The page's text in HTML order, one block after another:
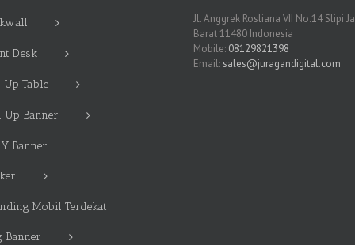
Desk
Up Table
Up Banner
Banner
Mobil Terdekat
Banner
Jl. Anggrek Rosliana VII No.14 Slipi
Barat 11480 Indonesia
Mobile: 08129821398
Email: sales@juragandigital.com